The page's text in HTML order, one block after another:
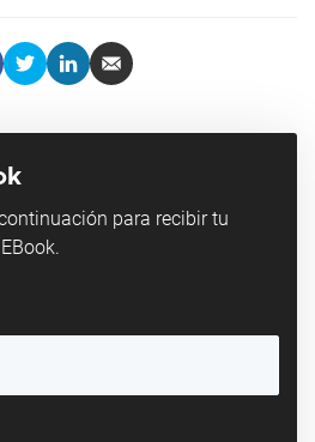
para recibir tu